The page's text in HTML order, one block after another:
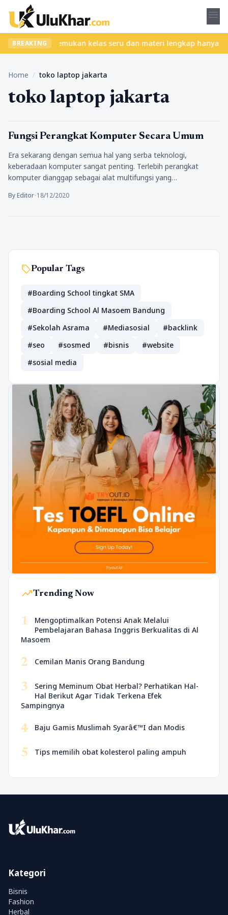
menu
BREAKING
ribet? Temukan kelas seru dan materi lengkap hanya di
Home / toko laptop jakarta
toko laptop jakarta
Teknologi
Fungsi Perangkat Komputer Secara Umum
Era sekarang dengan semua hal yang serba teknologi,
keberadaan komputer sangat penting. Terlebih perangkat
komputer dianggap sebagai alat multifungsi yang…
By Editor•18/12/2020
sellPopular Tags
#Boarding School tingkat SMA
#Boarding School Al Masoem Bandung
#Sekolah Asrama
#Mediasosial
#backlink
#seo
#sosmed #bisnis
#website
#sosial media
trending_upTrending Now
1
Mengoptimalkan Potensi Anak Melalui
Pembelajaran Bahasa Inggris Berkualitas di Al
Masoem
2 Cemilan Manis Orang Bandung
3
Sering Meminum Obat Herbal? Perhatikan Hal-
Hal Berikut Agar Tidak Terkena Efek
Sampingnya
4 Baju Gamis Muslimah Syarâ€™I dan Modis
5 Tips memilih obat kolesterol paling ampuh
Kategori
Bisnis
Fashion
Herbal